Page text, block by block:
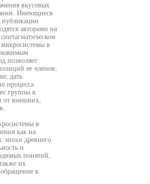
вкусовых
Имеющиеся
авторами на
в
позволяет
ее членов;
дать
процесса
группы в
от внешних,
в
как на
эпохи древнего
и
понятий,
их
к